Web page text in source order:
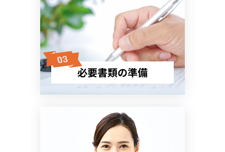
必要書類の準備